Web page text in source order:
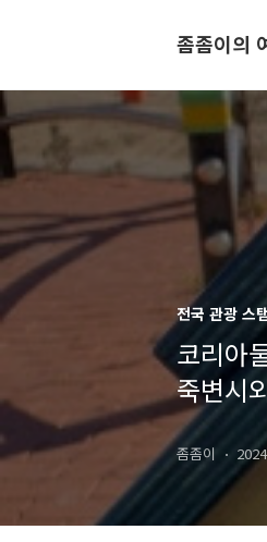
좀좀이의
전국 관광 스
코리아
죽변시
좀좀이